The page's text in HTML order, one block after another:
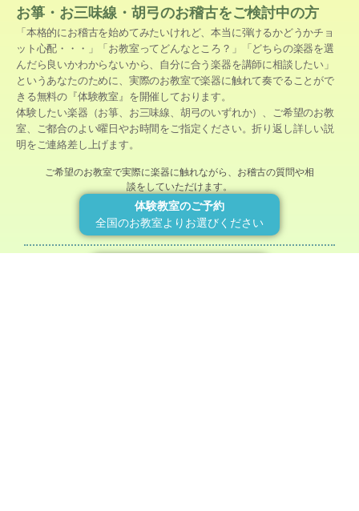
お箏・お三味線・胡弓のお稽古をご検討中の方
「本格的にお稽古を始めてみたいけれど、本当に弾けるかどうかチョ
ット心配・・・」「お教室ってどんなところ？」「どちらの楽器を選
んだら良いかわからないから、自分に合う楽器を講師に相談したい」
というあなたのために、実際のお教室で楽器に触れて奏でることがで
きる無料の『体験教室』を開催しております。
体験したい楽器（お箏、お三味線、胡弓のいずれか）、ご希望のお教
室、ご都合のよい曜日やお時間をご指定ください。折り返し詳しい説
明をご連絡差し上げます。
ご希望のお教室で実際に楽器に触れながら、お稽古の質問や相
談をしていただけます。
体験教室のご予約
全国のお教室よりお選びください